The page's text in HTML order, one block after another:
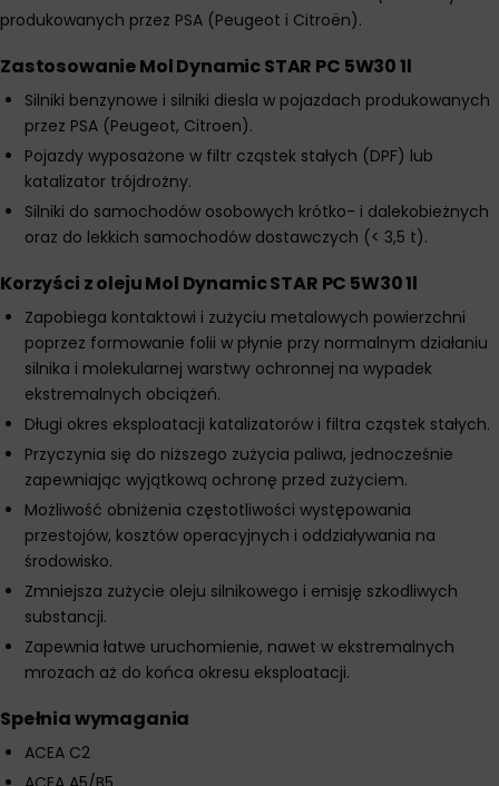
produkowanych przez PSA (Peugeot i Citroën).
Zastosowanie Mol Dynamic STAR PC 5W30 1l
Silniki benzynowe i silniki diesla w pojazdach produkowanych
przez PSA (Peugeot, Citroen).
Pojazdy wyposażone w filtr cząstek stałych (DPF) lub
katalizator trójdrożny.
Silniki do samochodów osobowych krótko- i dalekobieżnych
oraz do lekkich samochodów dostawczych (< 3,5 t).
Korzyści z oleju Mol Dynamic STAR PC 5W30 1l
Zapobiega kontaktowi i zużyciu metalowych powierzchni
poprzez formowanie folii w płynie przy normalnym działaniu
silnika i molekularnej warstwy ochronnej na wypadek
ekstremalnych obciążeń.
Długi okres eksploatacji katalizatorów i filtra cząstek stałych.
Przyczynia się do niższego zużycia paliwa, jednocześnie
zapewniając wyjątkową ochronę przed zużyciem.
Możliwość obniżenia częstotliwości występowania
przestojów, kosztów operacyjnych i oddziaływania na
środowisko.
Zmniejsza zużycie oleju silnikowego i emisję szkodliwych
substancji.
Zapewnia łatwe uruchomienie, nawet w ekstremalnych
mrozach aż do końca okresu eksploatacji.
Spełnia wymagania
ACEA C2